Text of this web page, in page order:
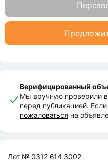
Верифицированный
Мы вручную проверили
перед публикацией.
пожаловаться на
Лот № 0312 614 3002